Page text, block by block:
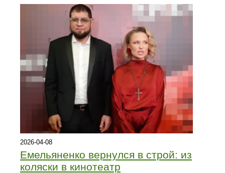
2026-04-08
Емельяненко вернулся в строй: из
коляски в кинотеатр